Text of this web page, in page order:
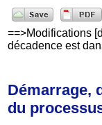
==>Modifications
décadence est
Démarrage,
du